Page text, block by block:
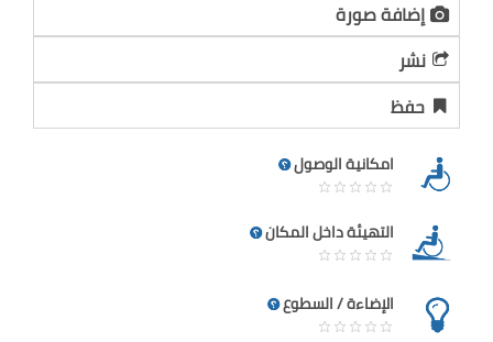
إضافة صورة
نشر
حفظ
امكانية الوصول
التهيئة داخل المكان
الإضاءة / السطوع